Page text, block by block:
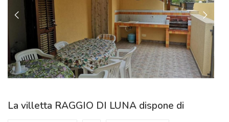
La villetta RAGGIO DI LUNA dispone di